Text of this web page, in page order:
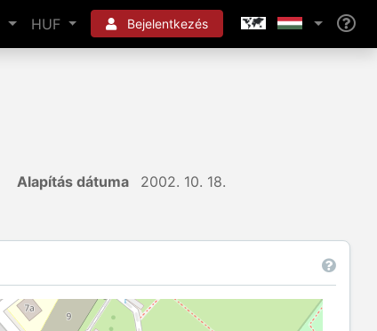
HUF Bejelentkezés
Alapítás dátuma 2002. 10. 18.